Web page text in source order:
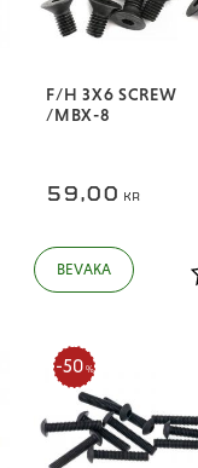
till i favoriter
F/H 3X6 SCREW
/MBX-8
59,00 KR
50 %